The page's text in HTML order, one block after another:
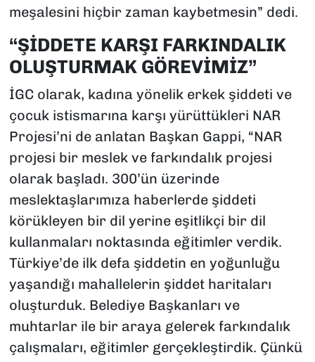
meşalesini hiçbir zaman kaybetmesin” dedi.
“ŞİDDETE KARŞI FARKINDALIK
OLUŞTURMAK GÖREVİMİZ”
İGC olarak, kadına yönelik erkek şiddeti ve
çocuk istismarına karşı yürüttükleri NAR
Projesi’ni de anlatan Başkan Gappi, “NAR
projesi bir meslek ve farkındalık projesi
olarak başladı. 300’ün üzerinde
meslektaşlarımıza haberlerde şiddeti
körükleyen bir dil yerine eşitlikçi bir dil
kullanmaları noktasında eğitimler verdik.
Türkiye’de ilk defa şiddetin en yoğunluğu
yaşandığı mahallelerin şiddet haritaları
oluşturduk. Belediye Başkanları ve
muhtarlar ile bir araya gelerek farkındalık
çalışmaları, eğitimler gerçekleştirdik. Çünkü